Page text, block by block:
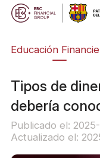
Educación
Tipos de
debería
Publicado el:
Actualizado el: